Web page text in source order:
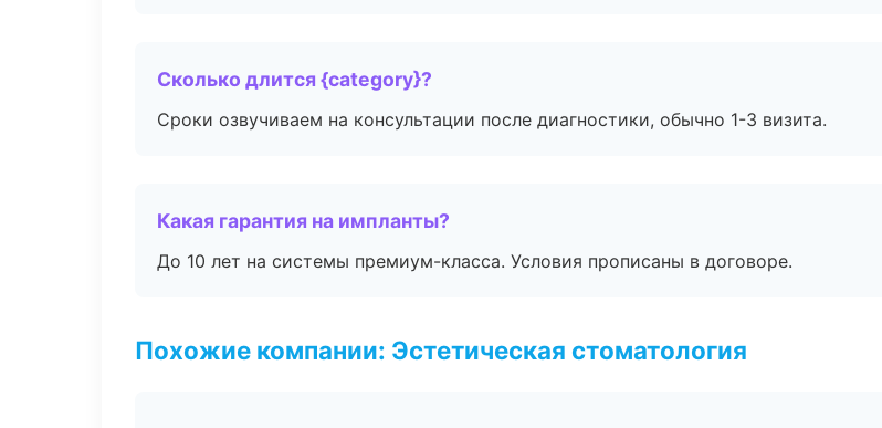
Сколько длится {category}?
Сроки озвучиваем на консультации после диагностики, обычно 1-3 визита.
Какая гарантия на импланты?
До 10 лет на системы премиум-класса. Условия прописаны в договоре.
Похожие компании: Эстетическая стоматология